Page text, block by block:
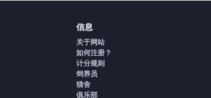
信息
关于网站
如何注册？
计分规则
饲养员
猫舍
俱乐部